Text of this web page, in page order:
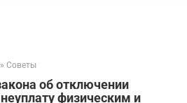
» Советы
об отключении
физическим и